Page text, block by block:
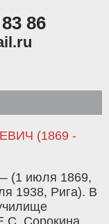
86
(1869 -
(1 июля 1869,
1938, Рига). В